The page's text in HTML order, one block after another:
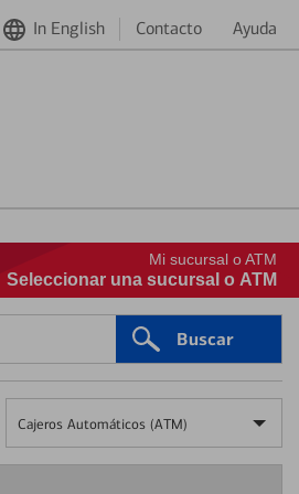
In English Contacto Ayuda
Mi sucursal o ATM
Seleccionar una sucursal o ATM
Buscar
Cajeros Automáticos (ATM)